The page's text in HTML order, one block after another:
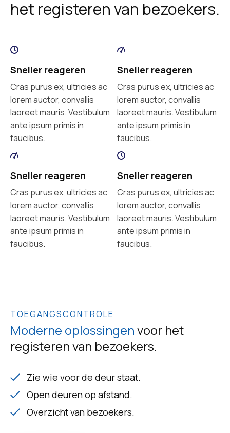
het registeren van bezoekers.
Sneller reageren
Cras purus ex, ultricies ac
lorem auctor, convallis
laoreet mauris. Vestibulum
ante ipsum primis in
faucibus.
Sneller reageren
Cras purus ex, ultricies ac
lorem auctor, convallis
laoreet mauris. Vestibulum
ante ipsum primis in
faucibus.
Sneller reageren
Cras purus ex, ultricies ac
lorem auctor, convallis
laoreet mauris. Vestibulum
ante ipsum primis in
faucibus.
Sneller reageren
Cras purus ex, ultricies ac
lorem auctor, convallis
laoreet mauris. Vestibulum
ante ipsum primis in
faucibus.
TOEGANGSCONTROLE
Moderne oplossingenvoor het
registeren van bezoekers.
Zie wie voor de deur staat.
Open deuren op afstand.
Overzicht van bezoekers.